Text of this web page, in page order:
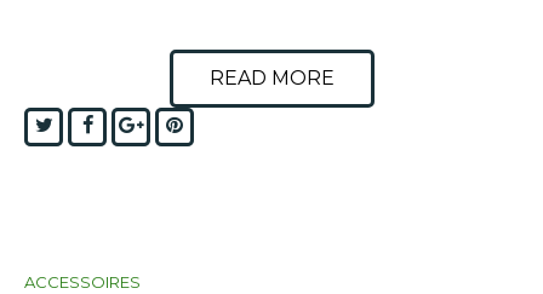
READ MORE
TwitterFacebook
Google+Pinterest
ACCESSOIRES